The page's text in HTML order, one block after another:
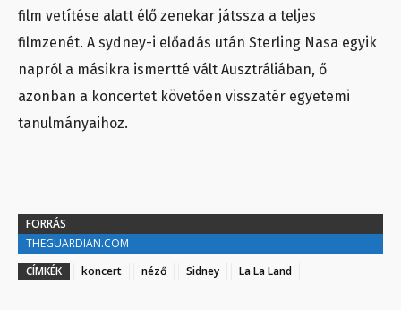
film vetítése alatt élő zenekar játssza a teljes
filmzenét. A sydney-i előadás után Sterling Nasa egyik
napról a másikra ismertté vált Ausztráliában, ő
azonban a koncertet követően visszatér egyetemi
tanulmányaihoz.
FORRÁS
THEGUARDIAN.COM
CÍMKÉK
koncert néző Sidney La La Land